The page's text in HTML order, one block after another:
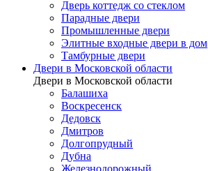
Дверь коттедж со стеклом
Парадные двери
Промышленные двери
Элитные входные двери в дом
Тамбурные двери
Двери в Московской области
Двери в Московской области
Балашиха
Воскресенск
Дедовск
Дмитров
Долгопрудный
Дубна